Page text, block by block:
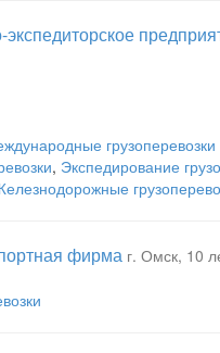
грузоперевозки
, Экспедирование
фирма г. Омск, 10